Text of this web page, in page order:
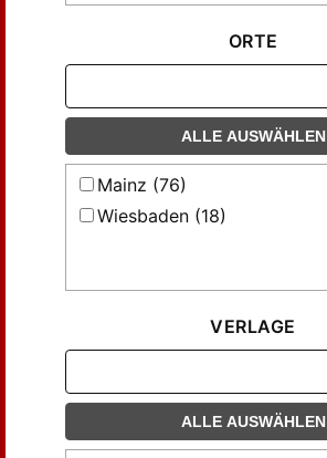
ORTE
ALLE AUSWÄHLEN
Mainz (76)
Wiesbaden (18)
VERLAGE
ALLE AUSWÄHLEN